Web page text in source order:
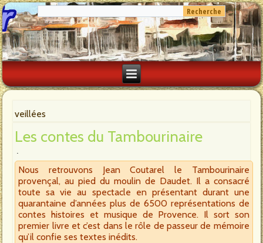
veillées
Les contes du Tambourinaire
Nous retrouvons Jean Coutarel le Tambourinaire
provençal, au pied du moulin de Daudet. Il a consacré
toute sa vie au spectacle en présentant durant une
quarantaine d’années plus de 6500 représentations de
contes histoires et musique de Provence. Il sort son
premier livre et c’est dans le rôle de passeur de mémoire
qu’il confie ses textes inédits.